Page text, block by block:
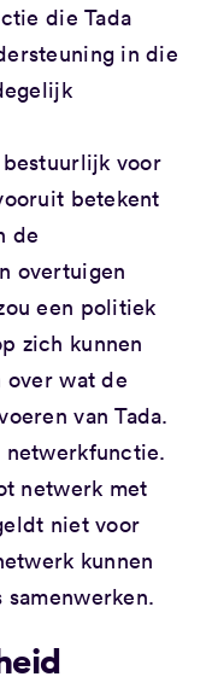
die Tada
in die
voor
betekent
de
overtuigen
een politiek
zich kunnen
wat de
van Tada.
netwerkfunctie.
netwerk met
niet voor
kunnen